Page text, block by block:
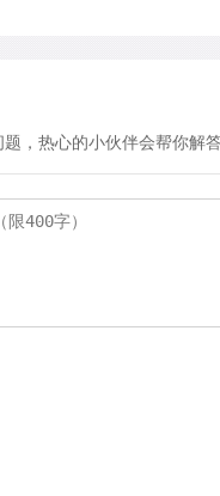
，热心的小伙伴会帮你解